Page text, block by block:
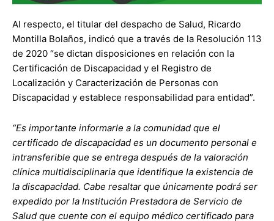
Al respecto, el titular del despacho de Salud, Ricardo
Montilla Bolaños, indicó que a través de la Resolución 113
de 2020 “se dictan disposiciones en relación con la
Certificación de Discapacidad y el Registro de
Localización y Caracterización de Personas con
Discapacidad y establece responsabilidad para entidad”.
“Es importante informarle a la comunidad que el
certificado de discapacidad es un documento personal e
intransferible que se entrega después de la valoración
clínica multidisciplinaria que identifique la existencia de
la discapacidad. Cabe resaltar que únicamente podrá ser
expedido por la Institución Prestadora de Servicio de
Salud que cuente con el equipo médico certificado para